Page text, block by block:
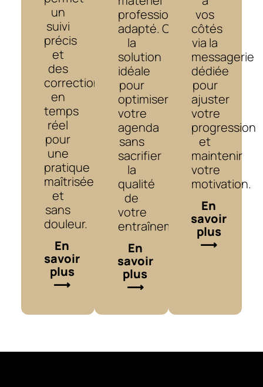
un
suivi
précis
et
des
corrections
en
temps
réel
pour
une
pratique
maîtrisée
et
sans
douleur.
En
savoir
plus
⟶
professionnel
adapté. C’est
la
solution
idéale
pour
optimiser
votre
agenda
sans
sacrifier
la
qualité
de
votre
entraînement.
En
savoir
plus
⟶
vos
côtés
via la
messagerie
dédiée
pour
ajuster
votre
progression
et
maintenir
votre
motivation.
En
savoir
plus
⟶